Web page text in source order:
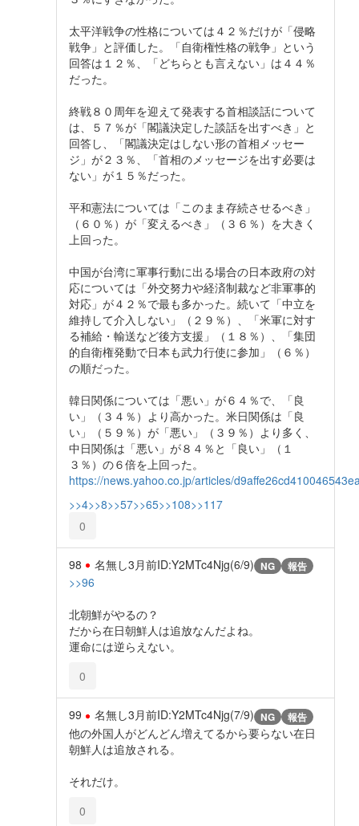
太平洋戦争の性格については４２％だけが「侵略
戦争」と評価した。「自衛権性格の戦争」という
回答は１２％、「どちらとも言えない」は４４％
だった。
終戦８０周年を迎えて発表する首相談話について
は、５７％が「閣議決定した談話を出すべき」と
回答し、「閣議決定はしない形の首相メッセー
ジ」が２３％、「首相のメッセージを出す必要は
ない」が１５％だった。
平和憲法については「このまま存続させるべき」
（６０％）が「変えるべき」（３６％）を大きく
上回った。
中国が台湾に軍事行動に出る場合の日本政府の対
応については「外交努力や経済制裁など非軍事的
対応」が４２％で最も多かった。続いて「中立を
維持して介入しない」（２９％）、「米軍に対す
る補給・輸送など後方支援」（１８％）、「集団
的自衛権発動で日本も武力行使に参加」（６％）
の順だった。
韓日関係については「悪い」が６４％で、「良
い」（３４％）より高かった。米日関係は「良
い」（５９％）が「悪い」（３９％）より多く、
中日関係は「悪い」が８４％と「良い」（１
３％）の６倍を上回った。
https://news.yahoo.co.jp/articles/
>>4>>8>>57>>65>>108>>117
0
98 名無し3月前ID:Y2MTc4Njg(6/9) NG 報告
>>96
北朝鮮がやるの？
だから在日朝鮮人は追放なんだよね。
運命には逆らえない。
0
99 名無し3月前ID:Y2MTc4Njg(7/9) NG 報告
他の外国人がどんどん増えてるから要らない在日
朝鮮人は追放される。
それだけ。
0